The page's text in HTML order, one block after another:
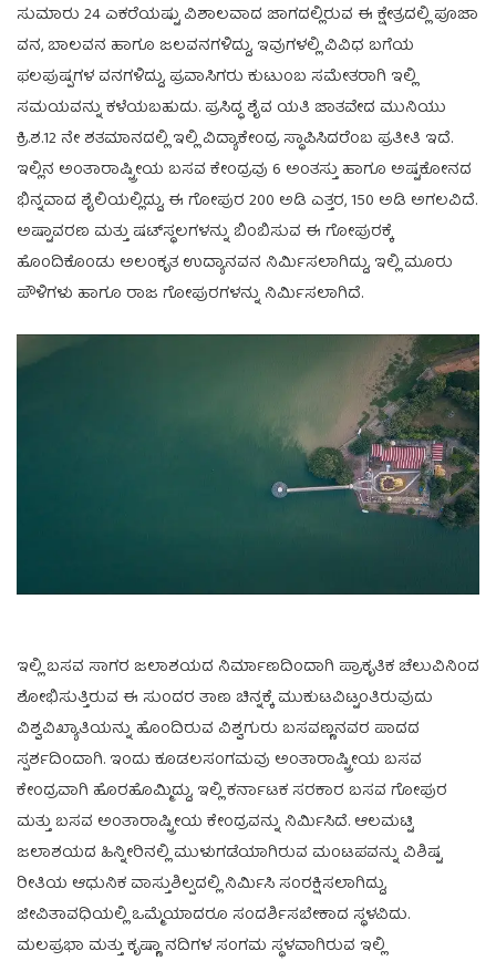
ಸುಮಾರು 24 ಎಕರೆಯಷ್ಟು ವಿಶಾಲವಾದ ಜಾಗದಲ್ಲಿರುವ ಈ ಕ್ಷೇತ್ರದಲ್ಲಿ ಪೂಜಾ
ವನ, ಬಾಲವನ ಹಾಗೂ ಜಲವನಗಳಿದ್ದು, ಇವುಗಳಲ್ಲಿ ವಿವಿಧ ಬಗೆಯ
ಫಲಪುಷ್ಪಗಳ ವನಗಳಿದ್ದು, ಪ್ರವಾಸಿಗರು ಕುಟುಂಬ ಸಮೇತರಾಗಿ ಇಲ್ಲಿ
ಸಮಯವನ್ನು ಕಳೆಯಬಹುದು. ಪ್ರಸಿದ್ಧ ಶೈವ ಯತಿ ಜಾತವೇದ ಮುನಿಯು
ಕ್ರಿ.ಶ.12 ನೇ ಶತಮಾನದಲ್ಲಿ ಇಲ್ಲಿ ವಿದ್ಯಾಕೇಂದ್ರ ಸ್ಥಾಪಿಸಿದರೆಂಬ ಪ್ರತೀತಿ ಇದೆ.
ಇಲ್ಲಿನ ಅಂತಾರಾಷ್ಟ್ರೀಯ ಬಸವ ಕೇಂದ್ರವು 6 ಅಂತಸ್ತು ಹಾಗೂ ಅಷ್ಟಕೋನದ
ಭಿನ್ನವಾದ ಶೈಲಿಯಲ್ಲಿದ್ದು, ಈ ಗೋಪುರ 200 ಅಡಿ ಎತ್ತರ, 150 ಅಡಿ ಅಗಲವಿದೆ.
ಅಷ್ಟಾವರಣ ಮತ್ತು ಷಟ್‌ಸ್ಥಲಗಳನ್ನು ಬಿಂಬಿಸುವ ಈ ಗೋಪುರಕ್ಕೆ
ಹೊಂದಿಕೊಂಡು ಅಲಂಕೃತ ಉದ್ಯಾನವನ ನಿರ್ಮಿಸಲಾಗಿದ್ದು, ಇಲ್ಲಿ ಮೂರು
ಪೌಳಿಗಳು ಹಾಗೂ ರಾಜ ಗೋಪುರಗಳನ್ನು ನಿರ್ಮಿಸಲಾಗಿದೆ.
ಇಲ್ಲಿ ಬಸವ ಸಾಗರ ಜಲಾಶಯದ ನಿರ್ಮಾಣದಿಂದಾಗಿ ಪ್ರಾಕೃತಿಕ ಚೆಲುವಿನಿಂದ
ಶೋಭಿಸುತ್ತಿರುವ ಈ ಸುಂದರ ತಾಣ ಚಿನ್ನಕ್ಕೆ ಮುಕುಟವಿಟ್ಟಂತಿರುವುದು
ವಿಶ್ವವಿಖ್ಯಾತಿಯನ್ನು ಹೊಂದಿರುವ ವಿಶ್ವಗುರು ಬಸವಣ್ಣನವರ ಪಾದದ
ಸ್ಪರ್ಶದಿಂದಾಗಿ. ಇಂದು ಕೂಡಲಸಂಗಮವು ಅಂತಾರಾಷ್ಟ್ರೀಯ ಬಸವ
ಕೇಂದ್ರವಾಗಿ ಹೊರಹೊಮ್ಮಿದ್ದು, ಇಲ್ಲಿ ಕರ್ನಾಟಕ ಸರಕಾರ ಬಸವ ಗೋಪುರ
ಮತ್ತು ಬಸವ ಅಂತಾರಾಷ್ಟ್ರೀಯ ಕೇಂದ್ರವನ್ನು ನಿರ್ಮಿಸಿದೆ. ಆಲಮಟ್ಟಿ
ಜಲಾಶಯದ ಹಿನ್ನೀರಿನಲ್ಲಿ ಮುಳುಗಡೆಯಾಗಿರುವ ಮಂಟಪವನ್ನು ವಿಶಿಷ್ಟ
ರೀತಿಯ ಆಧುನಿಕ ವಾಸ್ತುಶಿಲ್ಪದಲ್ಲಿ ನಿರ್ಮಿಸಿ ಸಂರಕ್ಷಿಸಲಾಗಿದ್ದು,
ಜೀವಿತಾವಧಿಯಲ್ಲಿ ಒಮ್ಮೆಯಾದರೂ ಸಂದರ್ಶಿಸಬೇಕಾದ ಸ್ಥಳವಿದು.
ಮಲಪ್ರಭಾ ಮತ್ತು ಕೃಷ್ಣಾ ನದಿಗಳ ಸಂಗಮ ಸ್ಥಳವಾಗಿರುವ ಇಲ್ಲಿ